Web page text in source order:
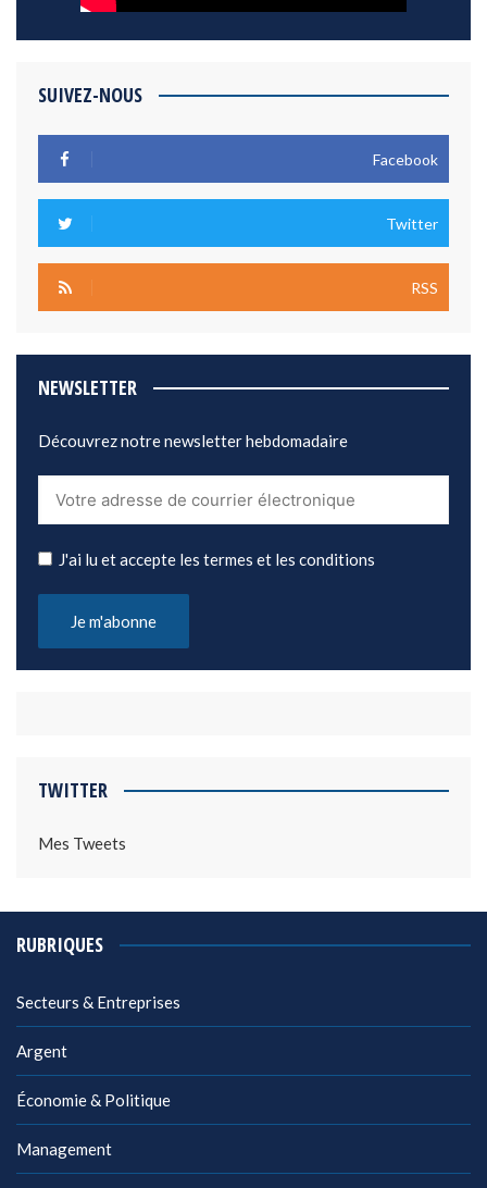
SUIVEZ-NOUS
Facebook
Twitter
RSS
NEWSLETTER
Découvrez notre newsletter hebdomadaire
J'ai lu et accepte les termes et les conditions
TWITTER
Mes Tweets
RUBRIQUES
Secteurs & Entreprises
Argent
Économie & Politique
Management